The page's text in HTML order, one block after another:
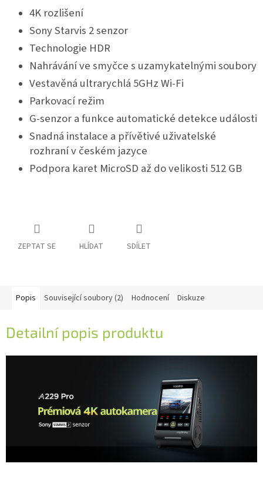
4K rozlišení
Sony Starvis 2 senzor
Technologie HDR
Nahrávání ve smyčce s uzamykatelnými soubory
Vestavěná ultrarychlá 5GHz Wi-Fi
Parkovací režim
G-senzor a funkce automatické detekce události
Snadná instalace a přívětivé uživatelské
rozhraní v českém jazyce
Podpora karet MicroSD až do velikosti 512 GB
ZEPTAT SE HLÍDAT SDÍLET
Popis Související soubory (2) Hodnocení Diskuze
Detailní popis produktu